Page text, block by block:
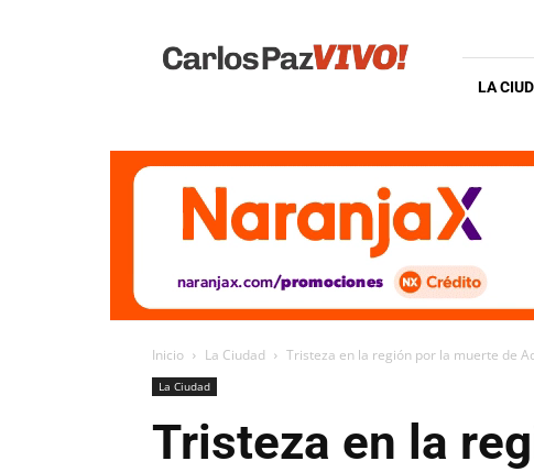
Vivo
LA
Inicio La Ciudad Tristeza en la región por la muerte de
La Ciudad
Tristeza en la